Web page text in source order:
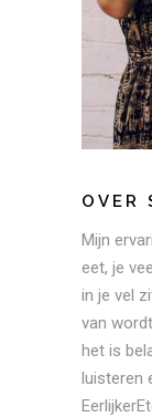
OVER
Mijn
eet, je
in je vel
van
het is
luisteren